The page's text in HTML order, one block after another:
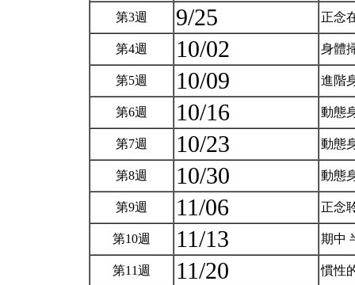
第3週 9/25 正念
第4週 10/02 身體
第5週 10/09 進階
第6週 10/16 動態
第7週 10/23 動態
第8週 10/30 動態
第9週 11/06 正念
第10週 11/13 期中
第11週 11/20 慣性